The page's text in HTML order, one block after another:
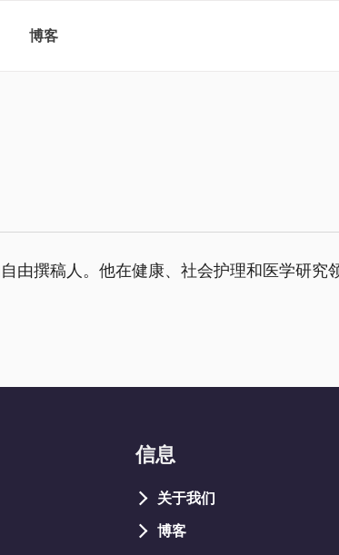
博客
由撰稿人。他在健康、社会护理和医学研究
信息
关于我们
博客